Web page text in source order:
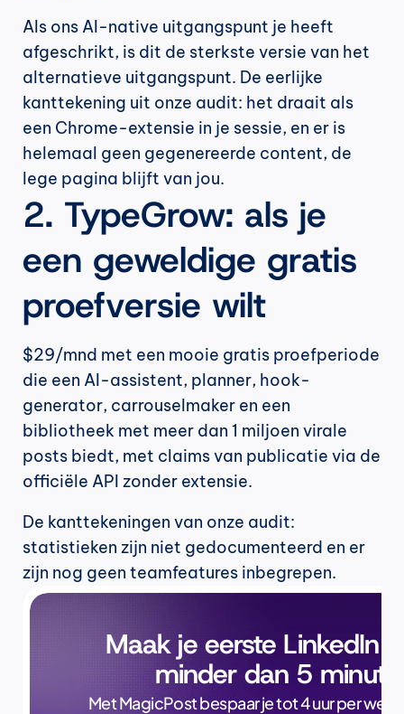
Als ons AI-native uitgangspunt je heeft
afgeschrikt, is dit de sterkste versie van het
alternatieve uitgangspunt. De eerlijke
kanttekening uit onze audit: het draait als
een Chrome-extensie in je sessie, en er is
helemaal geen gegenereerde content, de
lege pagina blijft van jou.
2. TypeGrow: als je
een geweldige gratis
proefversie wilt
$29/mnd met een mooie gratis proefperiode
die een AI-assistent, planner, hook-
generator, carrouselmaker en een
bibliotheek met meer dan 1 miljoen virale
posts biedt, met claims van publicatie via de
officiële API zonder extensie.
De kanttekeningen van onze audit:
statistieken zijn niet gedocumenteerd en er
zijn nog geen teamfeatures inbegrepen.
Maak je eerste LinkedIn
minder dan 5
Met MagicPost bespaar je tot 4 uur per